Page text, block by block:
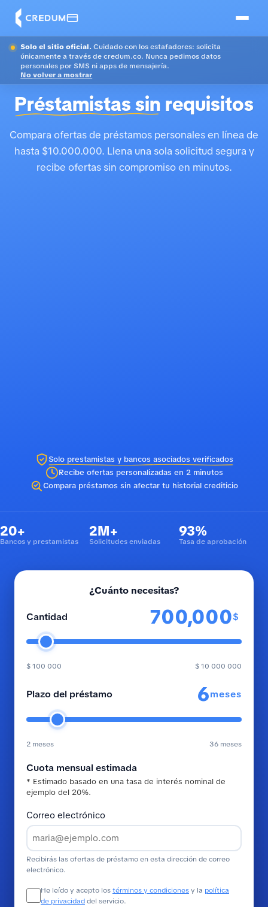
Solo el sitio oficial. Cuidado con los estafadores: solicita
únicamente a través de credum.co. Nunca pedimos datos
personales por SMS ni apps de mensajería.
No volver a mostrar
Préstamistas sin requisitos
Compara ofertas de préstamos personales en línea de
hasta $10.000.000. Llena una sola solicitud segura y
recibe ofertas sin compromiso en minutos.
Solo prestamistas y bancos asociados verificados
Recibe ofertas personalizadas en 2 minutos
Compara préstamos sin afectar tu historial crediticio
20+
Bancos y prestamistas
2M+
Solicitudes enviadas
93%
Tasa de aprobación
¿Cuánto necesitas?
Cantidad $
$ 100 000 $ 10 000 000
Plazo del préstamo meses
2 meses 36 meses
Cuota mensual estimada
* Estimado basado en una tasa de interés nominal de
ejemplo del 20%.
Correo electrónico
Recibirás las ofertas de préstamo en esta dirección de correo
electrónico.
He leído y acepto lostérminos y condicionesy la política
de privacidaddel servicio.